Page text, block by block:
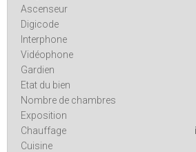
Ascenseur
Digicode
Interphone
Vidéophone
Gardien
Etat du bien
Nombre de chambres
Exposition
Chauffage
Cuisine